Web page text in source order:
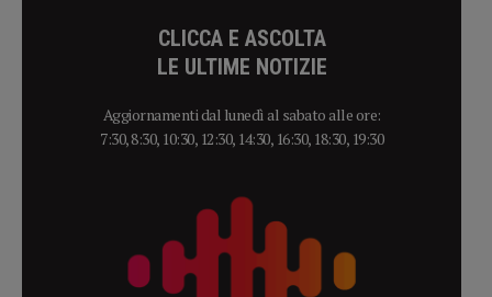
CLICCA E ASCOLTA
LE ULTIME NOTIZIE
Aggiornamenti dal lunedì al sabato alle ore:
7:30, 8:30, 10:30, 12:30, 14:30, 16:30, 18:30, 19:30